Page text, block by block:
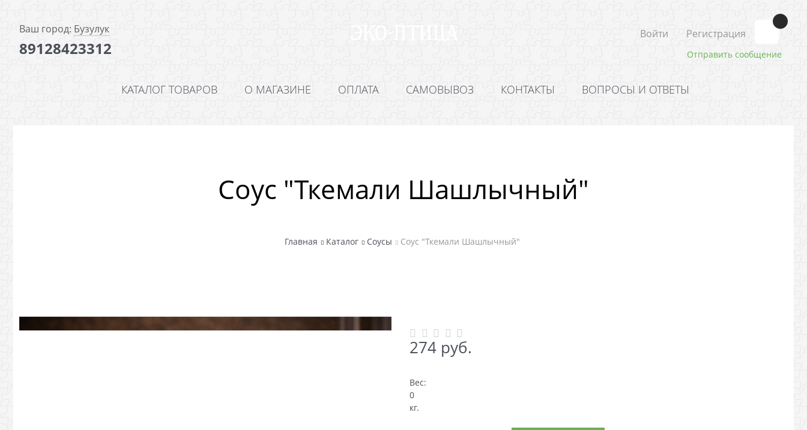
Ваш город: Бузулук
89128423312
Войти Регистрация
Отправить сообщение
КАТАЛОГ ТОВАРОВ О МАГАЗИНЕ ОПЛАТА САМОВЫВОЗ КОНТАКТЫ ВОПРОСЫ И ОТВЕТЫ
Соус "Ткемали Шашлычный"
Главная Каталог Соусы Соус "Ткемали Шашлычный"
274 руб.
Вес:
0
кг.